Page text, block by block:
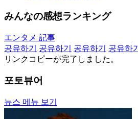
みんなの感想ランキング
エンタメ 記事
공유하기
공유하기 공유하기 공유하기
リンクコピーが完了しました。
포토뷰어
뉴스 메뉴 보기